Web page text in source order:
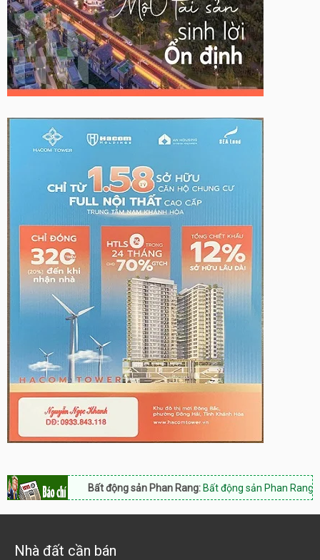
Bất động sản Phan Rang:Bất động sản Phan Rang Nam
Nhà đất cần bán